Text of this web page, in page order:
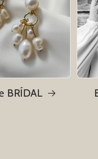
BRÍDAL